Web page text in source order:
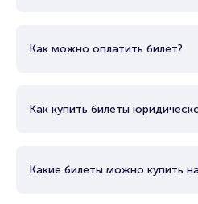
Как можно оплатить билет?
Как купить билеты
Какие билеты можно купить